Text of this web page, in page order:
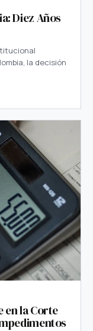
Diez Años
la decisión
en la Corte